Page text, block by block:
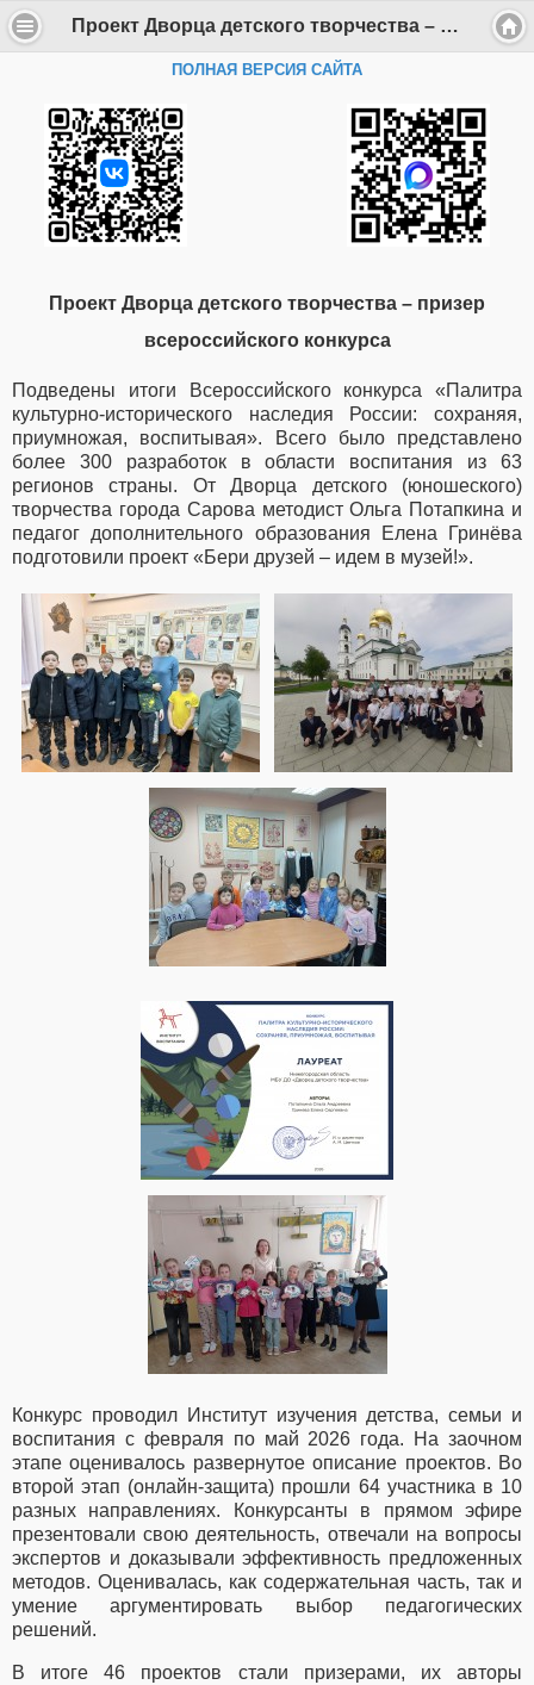
Проект Дворца детского творчества – призер всероссийского конкурса - Департамент образования Администрации г. Саров
ПОЛНАЯ ВЕРСИЯ САЙТА
Проект Дворца детского творчества – призер
всероссийского конкурса
Подведены итоги Всероссийского конкурса «Палитра
культурно-исторического наследия России: сохраняя,
приумножая, воспитывая». Всего было представлено
более 300 разработок в области воспитания из 63
регионов страны. От Дворца детского (юношеского)
творчества города Сарова методист Ольга Потапкина и
педагог дополнительного образования Елена Гринёва
подготовили проект «Бери друзей – идем в музей!».
Конкурс проводил Институт изучения детства, семьи и
воспитания с февраля по май 2026 года. На заочном
этапе оценивалось развернутое описание проектов. Во
второй этап (онлайн-защита) прошли 64 участника в 10
разных направлениях. Конкурсанты в прямом эфире
презентовали свою деятельность, отвечали на вопросы
экспертов и доказывали эффективность предложенных
методов. Оценивалась, как содержательная часть, так и
умение аргументировать выбор педагогических
решений.
В итоге 46 проектов стали призерами, их авторы